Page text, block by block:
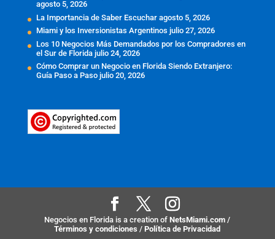
agosto 5, 2026
La Importancia de Saber Escuchar agosto 5, 2026
Miami y los Inversionistas Argentinos julio 27, 2026
Los 10 Negocios Más Demandados por los Compradores en
el Sur de Florida julio 24, 2026
Cómo Comprar un Negocio en Florida Siendo Extranjero:
Guía Paso a Paso julio 20, 2026
Negocios en Florida is a creation ofNetsMiami.com/
Términos y condiciones/Política de Privacidad